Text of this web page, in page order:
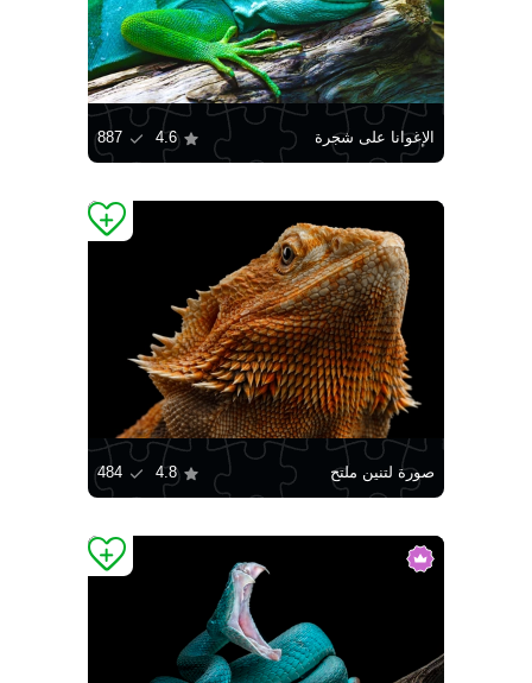
الإغوانا على شجرة 4.6
887
صورة لتنين ملتح 4.8
484